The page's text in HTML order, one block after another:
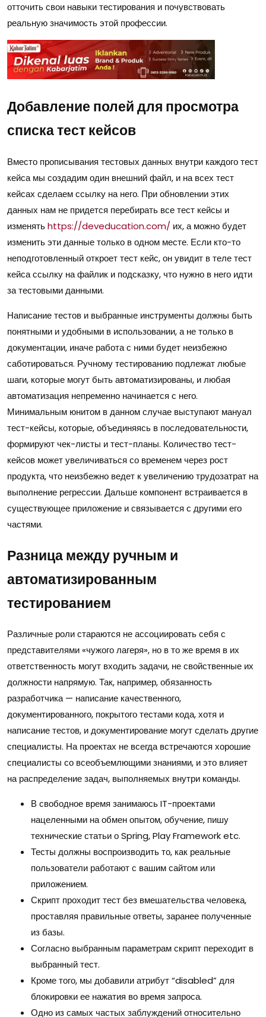
отточить свои навыки тестирования и почувствовать
реальную значимость этой профессии.
Добавление полей для просмотра
списка тест кейсов
Вместо прописывания тестовых данных внутри каждого тест
кейса мы создадим один внешний файл, и на всех тест
кейсах сделаем ссылку на него. При обновлении этих
данных нам не придется перебирать все тест кейсы и
изменятьhttps://deveducation.com/ их, а можно будет
изменить эти данные только в одном месте. Если кто-то
неподготовленный откроет тест кейс, он увидит в теле тест
кейса ссылку на файлик и подсказку, что нужно в него идти
за тестовыми данными.
Написание тестов и выбранные инструменты должны быть
понятными и удобными в использовании, а не только в
документации, иначе работа с ними будет неизбежно
саботироваться. Ручному тестированию подлежат любые
шаги, которые могут быть автоматизированы, и любая
автоматизация непременно начинается с него.
Минимальным юнитом в данном случае выступают мануал
тест-кейсы, которые, объединяясь в последовательности,
формируют чек-листы и тест-планы. Количество тест-
кейсов может увеличиваться со временем через рост
продукта, что неизбежно ведет к увеличению трудозатрат на
выполнение регрессии. Дальше компонент встраивается в
существующее приложение и связывается с другими его
частями.
Разница между ручным и
автоматизированным
тестированием
Различные роли стараются не ассоциировать себя с
представителями «чужого лагеря», но в то же время в их
ответственность могут входить задачи, не свойственные их
должности напрямую. Так, например, обязанность
разработчика — написание качественного,
документированного, покрытого тестами кода, хотя и
написание тестов, и документирование могут сделать другие
специалисты. На проектах не всегда встречаются хорошие
специалисты со всеобъемлющими знаниями, и это влияет
на распределение задач, выполняемых внутри команды.
В свободное время занимаюсь IT-проектами
нацеленными на обмен опытом, обучение, пишу
технические статьи о Spring, Play Framework etc.
Тесты должны воспроизводить то, как реальные
пользователи работают с вашим сайтом или
приложением.
Скрипт проходит тест без вмешательства человека,
проставляя правильные ответы, заранее полученные
из базы.
Согласно выбранным параметрам скрипт переходит в
выбранный тест.
Кроме того, мы добавили атрибут “disabled” для
блокировки ее нажатия во время запроса.
Одно из самых частых заблуждений относительно